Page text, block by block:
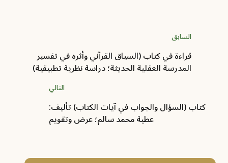
السابق
قراءة في كتاب (السياق القرآني وأثره في تفسير
المدرسة العقلية الحديثة؛ دراسة نظرية تطبيقية)
التالي
كتاب (السؤال والجواب في آيات الكتاب) تأليف:
عطية محمد سالم؛ عرض وتقويم